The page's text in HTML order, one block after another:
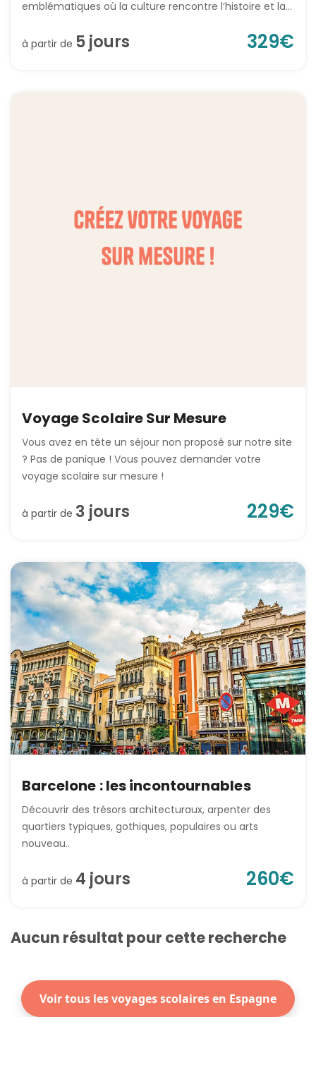
emblématiques où la culture rencontre l’histoire et la...
à partir de 5jours 329€
Voyage Scolaire Sur Mesure
Vous avez en tête un séjour non proposé sur notre site
? Pas de panique ! Vous pouvez demander votre
voyage scolaire sur mesure !
à partir de 3 jours 229€
Barcelone : les incontournables
Découvrir des trésors architecturaux, arpenter des
quartiers typiques, gothiques, populaires ou arts
nouveau..
à partir de 4 jours 260€
Aucun résultat pour cette recherche
Voir tous les voyages scolaires en Espagne